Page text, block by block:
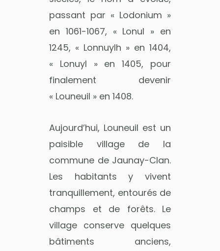
passant par « Lodonium »
en 1061-1067, « Lonul » en
1245, « Lonnuylh » en 1404,
« Lonuyl » en 1405, pour
finalement devenir
« Louneuil » en 1408.
Aujourd’hui, Louneuil est un
paisible village de la
commune de Jaunay-Clan.
Les habitants y vivent
tranquillement, entourés de
champs et de forêts. Le
village conserve quelques
bâtiments anciens,